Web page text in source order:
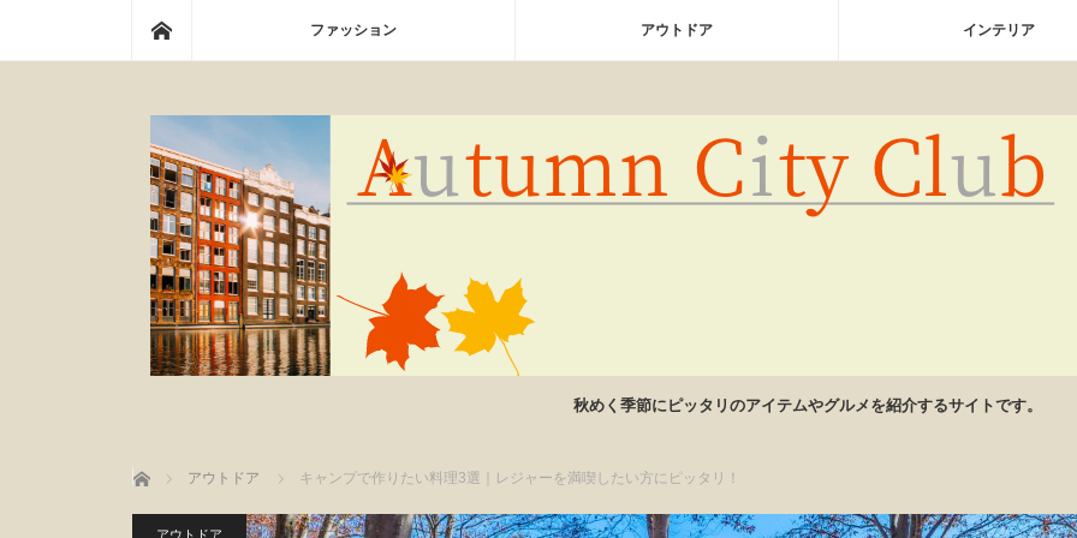
ファッション アウトドア インテリア
秋めく季節にピッタリのアイテムやグルメを紹介するサイトです。
ホーム アウトドア キャンプで作りたい料理3選｜レジャーを満喫したい方にピッタリ！
アウトドア